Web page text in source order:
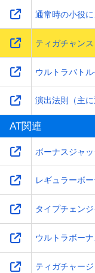
通常時の小役
ティガチャンス
ウルトラバトル
演出法則（主に
AT関連
ボーナスジャッ
レギュラーボー
タイプチェン
ウルトラボーナ
ティガチャージ